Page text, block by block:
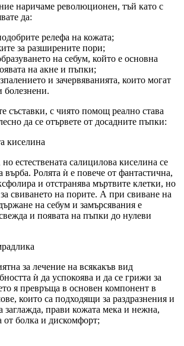
наричаме революционен, тъй като с
да:
релефа на кожата;
за разширените пори;
на себум, който е основна
на акне и пъпки;
и зачервяванията, които могат
болезнени.
съставки, с чиято помощ реално става
да се отървете от досадните пъпки:
киселина
естествената салицилова киселина се
върба. Ролята ѝ е повече от фантастична,
и отстранява мъртвите клетки, но
свиването на порите. А при свиване на
на себум и замърсявания е
и появата на пъпки до нулеви
за лечение на всякакъв вид
ѝ да успокоява и да се грижи за
я превръща в основен компонент в
които са подходящи за раздразнения и
заглажда, прави кожата мека и нежна,
болка и дискомфорт;